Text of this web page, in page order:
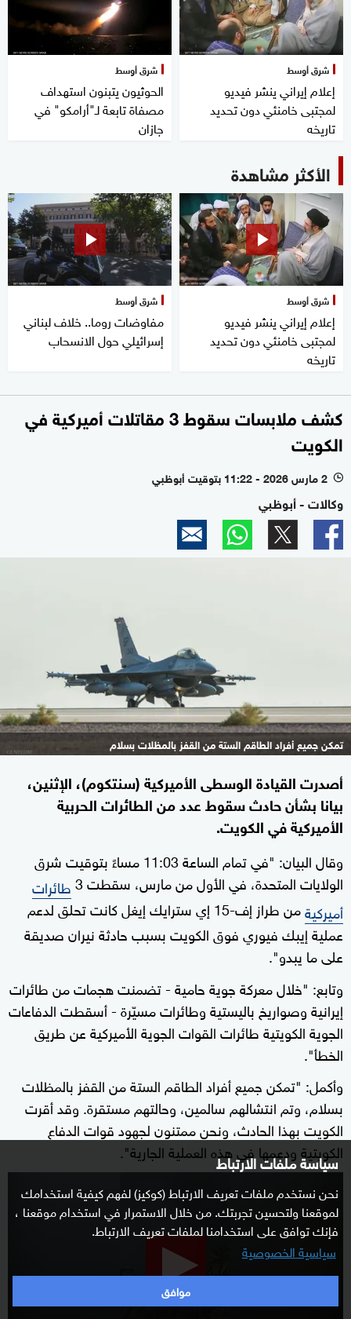
سياسة ملفات الارتباط
نحن نستخدم ملفات تعريف الارتباط (كوكيز) لفهم كيفية استخدامك
لموقعنا ولتحسين تجربتك. من خلال الاستمرار في استخدام موقعنا ،
فإنك توافق على استخدامنا لملفات تعريف الارتباط.
سياسية الخصوصية
موافق
شرق أوسط
إعلام إيراني ينشر فيديو
لمجتبى خامنئي دون تحديد
تاريخه
شرق أوسط
الحوثيون يتبنون استهداف
مصفاة تابعة لـ"أرامكو" في
جازان
الأكثر مشاهدة
شرق أوسط
إعلام إيراني ينشر فيديو
لمجتبى خامنئي دون تحديد
تاريخه
شرق أوسط
مفاوضات روما.. خلاف لبناني
إسرائيلي حول الانسحاب
كشف ملابسات سقوط 3 مقاتلات أميركية في
الكويت
l 2 مارس 2026 - 11:22 بتوقيت أبوظبي
وكالات - أبوظبي
تمكن جميع أفراد الطاقم الستة من القفز بالمظلات بسلام
أصدرت القيادة الوسطى الأميركية (سنتكوم)، الإثنين،
بيانا بشأن حادث سقوط عدد من الطائرات الحربية
الأميركية في الكويت.
وقال البيان: "في تمام الساعة 11:03 مساءً بتوقيت شرق
الولايات المتحدة، في الأول من مارس، سقطت 3
طائرات
أميركية
من طراز إف-15 إي سترايك إيغل كانت تحلق لدعم
عملية إيبك فيوري فوق الكويت بسبب حادثة نيران صديقة
على ما يبدو".
وتابع: "خلال معركة جوية حامية - تضمنت هجمات من طائرات
إيرانية وصواريخ باليستية وطائرات مسيّرة - أسقطت الدفاعات
الجوية الكويتية طائرات القوات الجوية الأميركية عن طريق
الخطأ".
وأكمل: "تمكن جميع أفراد الطاقم الستة من القفز بالمظلات
بسلام، وتم انتشالهم سالمين، وحالتهم مستقرة. وقد أقرت
الكويت بهذا الحادث، ونحن ممتنون لجهود قوات الدفاع
الكويتية ودعمها في هذه العملية الجارية".
seconds
of
2